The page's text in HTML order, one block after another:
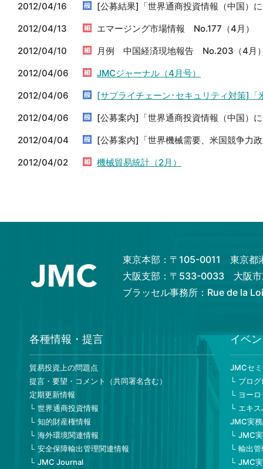
2012/04/16
[公募結果]「世界通商投資情報（中国）
2012/04/13
エマージング市場情報 No.177（4月）
2012/04/10
月例 中国経済現地報告 No.203（4月
2012/04/06
JMCジャーナル（4月号）
2012/04/06
[サプライチェーン･セキュリティ対策]
2012/04/06
[公募案内]「世界通商投資情報（中国）
2012/04/04
[公募案内]「世界機械需要、米国競争力
2012/04/02
機械貿易統計（2月）
東京本部：〒105-0011 東京都
大阪支部：〒533-0033 大阪市
ブラッセル事務所：Rue de la
各種情報・提言
貿易投資上の問題点
提言・要望・コメント（共同署名含む）
定期更新情報
世界通商投資情報
知的財産権情報
海外環境関連情報
安全保障輸出管理関連情報
JMC Journal
イベ
JMCセ
プロ
ヨー
エキ
JMC実
JMC
輸出
JMC